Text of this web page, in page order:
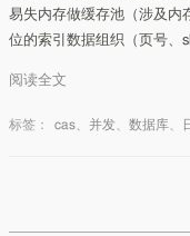
易失内存做缓存池（涉及内
位的索引数据组织（页号、
阅读全文
标签： cas 、并发 、数据库